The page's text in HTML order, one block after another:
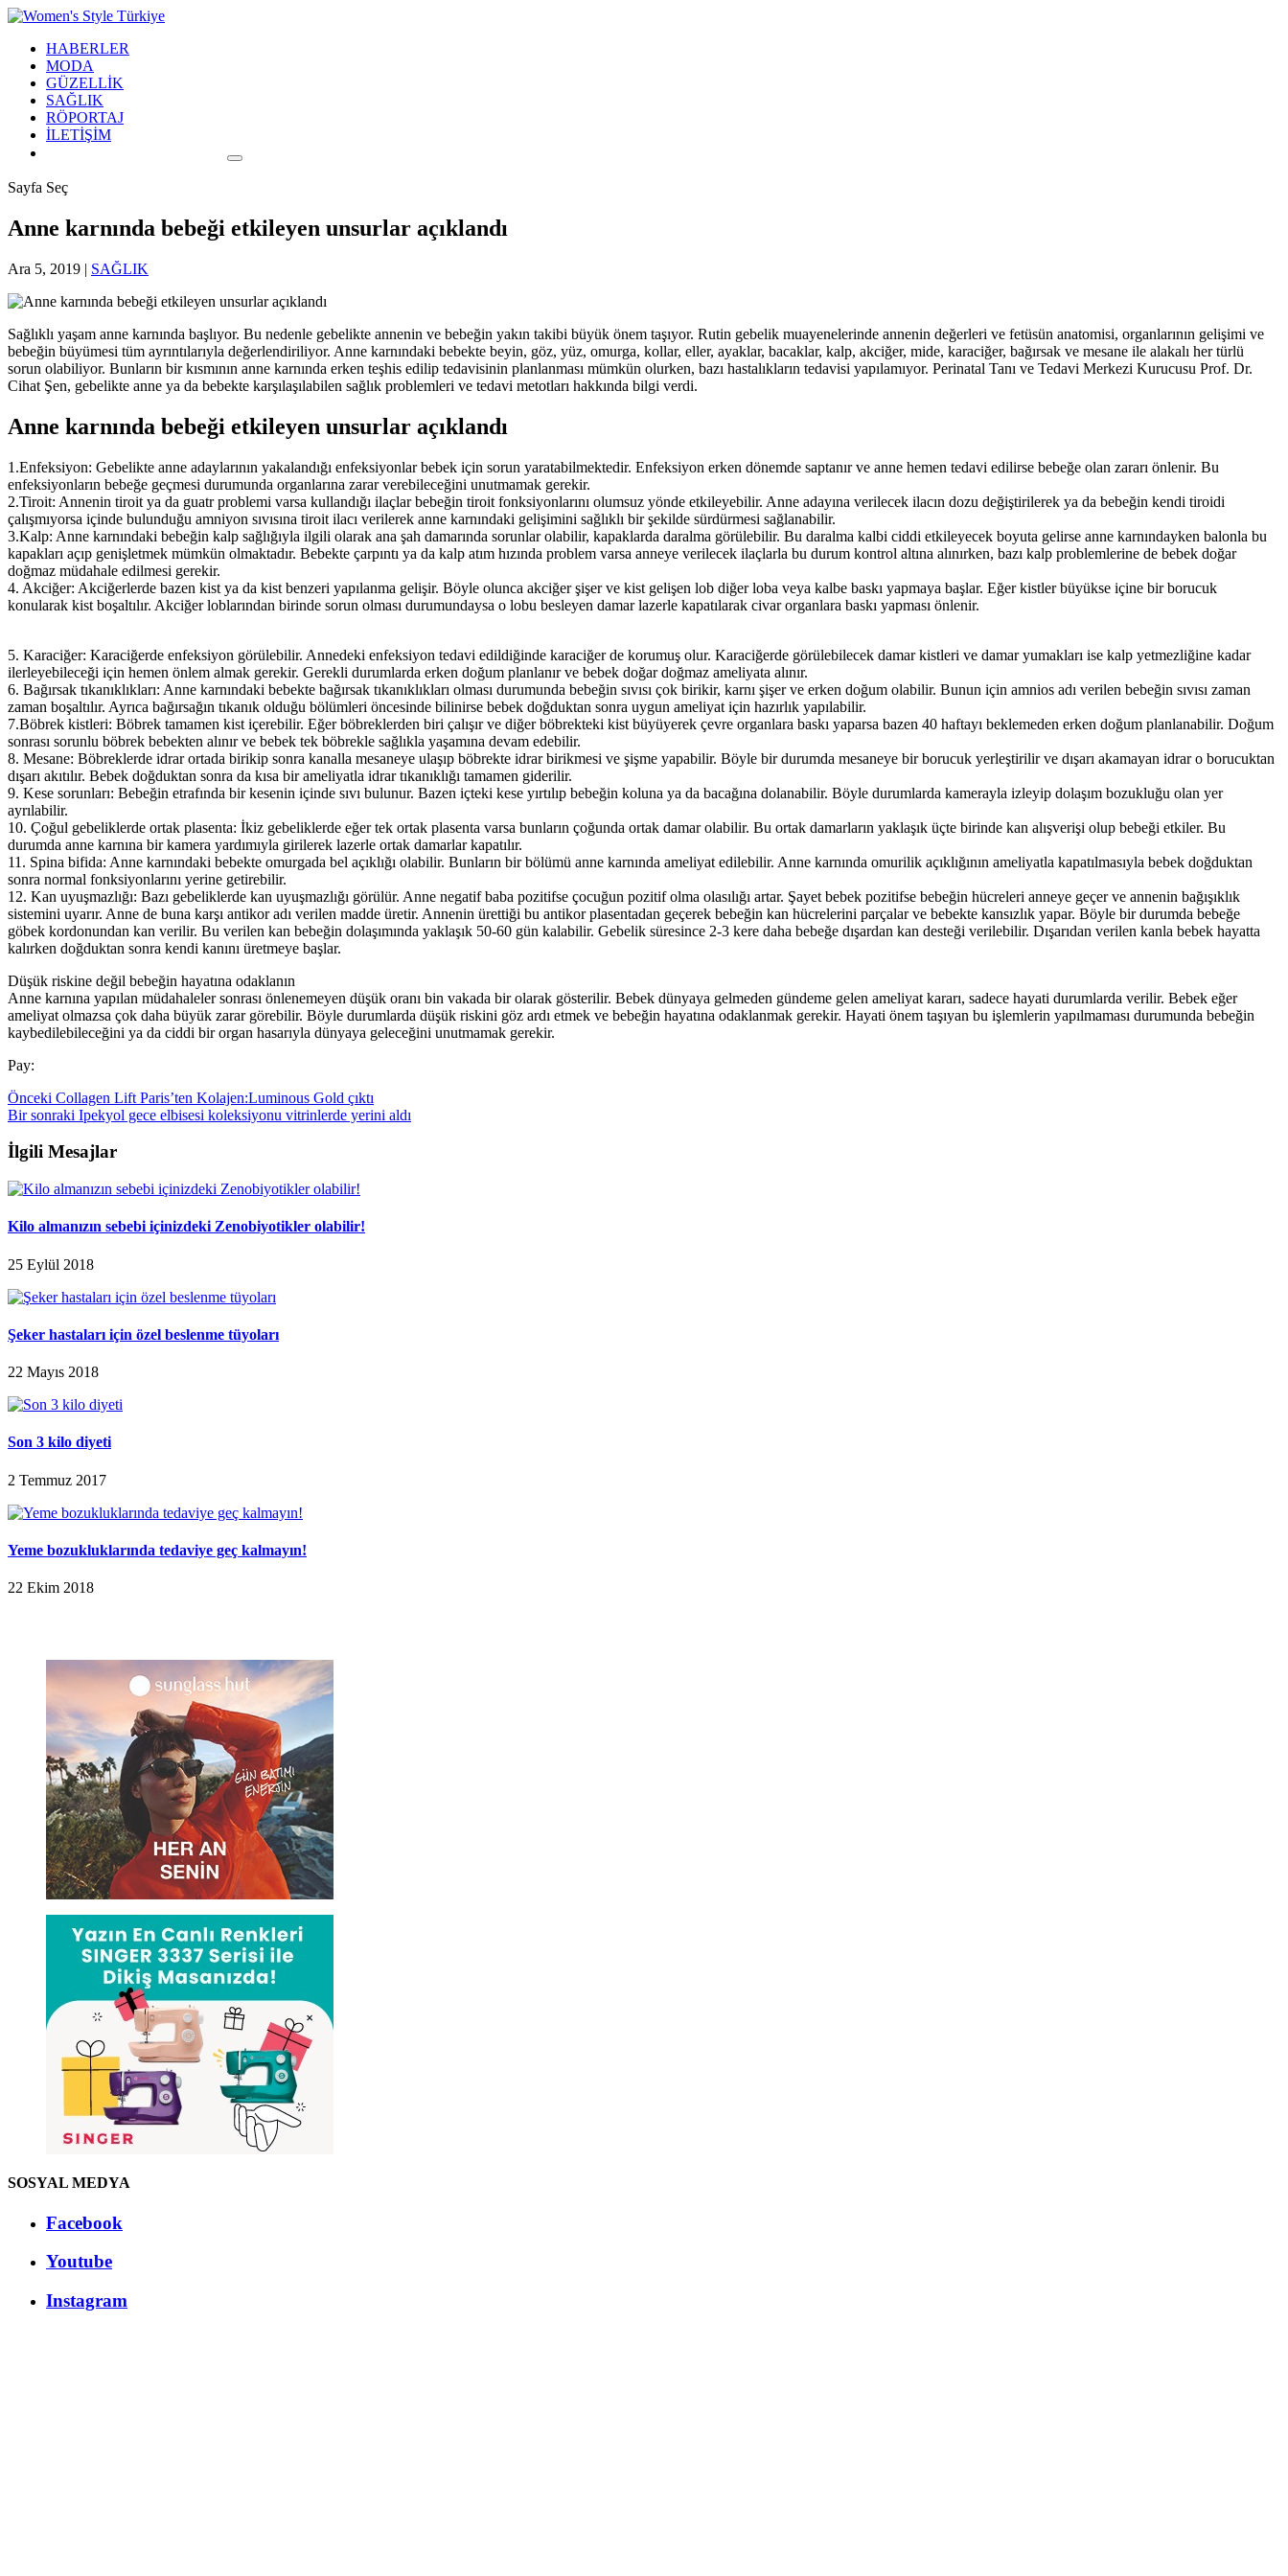
HABERLER
MODA
GÜZELLİK
SAĞLIK
RÖPORTAJ
İLETİŞİM
Sayfa Seç
Anne karnında bebeği etkileyen unsurlar açıklandı
Ara 5, 2019 | SAĞLIK
Sağlıklı yaşam anne karnında başlıyor. Bu nedenle gebelikte annenin ve bebeğin yakın takibi büyük önem taşıyor. Rutin gebelik muayenelerinde annenin değerleri ve fetüsün anatomisi, organlarının gelişimi ve
bebeğin büyümesi tüm ayrıntılarıyla değerlendiriliyor. Anne karnındaki bebekte beyin, göz, yüz, omurga, kollar, eller, ayaklar, bacaklar, kalp, akciğer, mide, karaciğer, bağırsak ve mesane ile alakalı her türlü
sorun olabiliyor. Bunların bir kısmının anne karnında erken teşhis edilip tedavisinin planlanması mümkün olurken, bazı hastalıkların tedavisi yapılamıyor. Perinatal Tanı ve Tedavi Merkezi Kurucusu Prof. Dr.
Cihat Şen, gebelikte anne ya da bebekte karşılaşılabilen sağlık problemleri ve tedavi metotları hakkında bilgi verdi.
Anne karnında bebeği etkileyen unsurlar açıklandı
1.Enfeksiyon: Gebelikte anne adaylarının yakalandığı enfeksiyonlar bebek için sorun yaratabilmektedir. Enfeksiyon erken dönemde saptanır ve anne hemen tedavi edilirse bebeğe olan zararı önlenir. Bu
enfeksiyonların bebeğe geçmesi durumunda organlarına zarar verebileceğini unutmamak gerekir.
2.Tiroit: Annenin tiroit ya da guatr problemi varsa kullandığı ilaçlar bebeğin tiroit fonksiyonlarını olumsuz yönde etkileyebilir. Anne adayına verilecek ilacın dozu değiştirilerek ya da bebeğin kendi tiroidi
çalışmıyorsa içinde bulunduğu amniyon sıvısına tiroit ilacı verilerek anne karnındaki gelişimini sağlıklı bir şekilde sürdürmesi sağlanabilir.
3.Kalp: Anne karnındaki bebeğin kalp sağlığıyla ilgili olarak ana şah damarında sorunlar olabilir, kapaklarda daralma görülebilir. Bu daralma kalbi ciddi etkileyecek boyuta gelirse anne karnındayken balonla bu
kapakları açıp genişletmek mümkün olmaktadır. Bebekte çarpıntı ya da kalp atım hızında problem varsa anneye verilecek ilaçlarla bu durum kontrol altına alınırken, bazı kalp problemlerine de bebek doğar
doğmaz müdahale edilmesi gerekir.
4. Akciğer: Akciğerlerde bazen kist ya da kist benzeri yapılanma gelişir. Böyle olunca akciğer şişer ve kist gelişen lob diğer loba veya kalbe baskı yapmaya başlar. Eğer kistler büyükse içine bir borucuk
konularak kist boşaltılır. Akciğer loblarından birinde sorun olması durumundaysa o lobu besleyen damar lazerle kapatılarak civar organlara baskı yapması önlenir.
5. Karaciğer: Karaciğerde enfeksiyon görülebilir. Annedeki enfeksiyon tedavi edildiğinde karaciğer de korumuş olur. Karaciğerde görülebilecek damar kistleri ve damar yumakları ise kalp yetmezliğine kadar
ilerleyebileceği için hemen önlem almak gerekir. Gerekli durumlarda erken doğum planlanır ve bebek doğar doğmaz ameliyata alınır.
6. Bağırsak tıkanıklıkları: Anne karnındaki bebekte bağırsak tıkanıklıkları olması durumunda bebeğin sıvısı çok birikir, karnı şişer ve erken doğum olabilir. Bunun için amnios adı verilen bebeğin sıvısı zaman
zaman boşaltılır. Ayrıca bağırsağın tıkanık olduğu bölümleri öncesinde bilinirse bebek doğduktan sonra uygun ameliyat için hazırlık yapılabilir.
7.Böbrek kistleri: Böbrek tamamen kist içerebilir. Eğer böbreklerden biri çalışır ve diğer böbrekteki kist büyüyerek çevre organlara baskı yaparsa bazen 40 haftayı beklemeden erken doğum planlanabilir. Doğum
sonrası sorunlu böbrek bebekten alınır ve bebek tek böbrekle sağlıkla yaşamına devam edebilir.
8. Mesane: Böbreklerde idrar ortada birikip sonra kanalla mesaneye ulaşıp böbrekte idrar birikmesi ve şişme yapabilir. Böyle bir durumda mesaneye bir borucuk yerleştirilir ve dışarı akamayan idrar o borucuktan
dışarı akıtılır. Bebek doğduktan sonra da kısa bir ameliyatla idrar tıkanıklığı tamamen giderilir.
9. Kese sorunları: Bebeğin etrafında bir kesenin içinde sıvı bulunur. Bazen içteki kese yırtılıp bebeğin koluna ya da bacağına dolanabilir. Böyle durumlarda kamerayla izleyip dolaşım bozukluğu olan yer
ayrılabilir.
10. Çoğul gebeliklerde ortak plasenta: İkiz gebeliklerde eğer tek ortak plasenta varsa bunların çoğunda ortak damar olabilir. Bu ortak damarların yaklaşık üçte birinde kan alışverişi olup bebeği etkiler. Bu
durumda anne karnına bir kamera yardımıyla girilerek lazerle ortak damarlar kapatılır.
11. Spina bifida: Anne karnındaki bebekte omurgada bel açıklığı olabilir. Bunların bir bölümü anne karnında ameliyat edilebilir. Anne karnında omurilik açıklığının ameliyatla kapatılmasıyla bebek doğduktan
sonra normal fonksiyonlarını yerine getirebilir.
12. Kan uyuşmazlığı: Bazı gebeliklerde kan uyuşmazlığı görülür. Anne negatif baba pozitifse çocuğun pozitif olma olasılığı artar. Şayet bebek pozitifse bebeğin hücreleri anneye geçer ve annenin bağışıklık
sistemini uyarır. Anne de buna karşı antikor adı verilen madde üretir. Annenin ürettiği bu antikor plasentadan geçerek bebeğin kan hücrelerini parçalar ve bebekte kansızlık yapar. Böyle bir durumda bebeğe
göbek kordonundan kan verilir. Bu verilen kan bebeğin dolaşımında yaklaşık 50-60 gün kalabilir. Gebelik süresince 2-3 kere daha bebeğe dışardan kan desteği verilebilir. Dışarıdan verilen kanla bebek hayatta
kalırken doğduktan sonra kendi kanını üretmeye başlar.
Düşük riskine değil bebeğin hayatına odaklanın
Anne karnına yapılan müdahaleler sonrası önlenemeyen düşük oranı bin vakada bir olarak gösterilir. Bebek dünyaya gelmeden gündeme gelen ameliyat kararı, sadece hayati durumlarda verilir. Bebek eğer
ameliyat olmazsa çok daha büyük zarar görebilir. Böyle durumlarda düşük riskini göz ardı etmek ve bebeğin hayatına odaklanmak gerekir. Hayati önem taşıyan bu işlemlerin yapılmaması durumunda bebeğin
kaybedilebileceğini ya da ciddi bir organ hasarıyla dünyaya geleceğini unutmamak gerekir.
Pay:
Önceki Collagen Lift Paris’ten Kolajen:Luminous Gold çıktı
Bir sonraki Ipekyol gece elbisesi koleksiyonu vitrinlerde yerini aldı
İlgili Mesajlar
Kilo almanızın sebebi içinizdeki Zenobiyotikler olabilir!
25 Eylül 2018
Şeker hastaları için özel beslenme tüyoları
22 Mayıs 2018
Son 3 kilo diyeti
2 Temmuz 2017
Yeme bozukluklarında tedaviye geç kalmayın!
22 Ekim 2018
SOSYAL MEDYA
Facebook
Youtube
Instagram